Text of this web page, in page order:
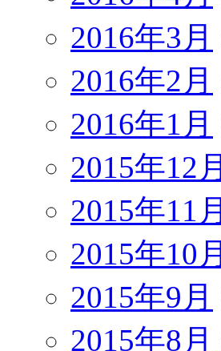
2016年3月
2016年2月
2016年1月
2015年12月
2015年11月
2015年10月
2015年9月
2015年8月